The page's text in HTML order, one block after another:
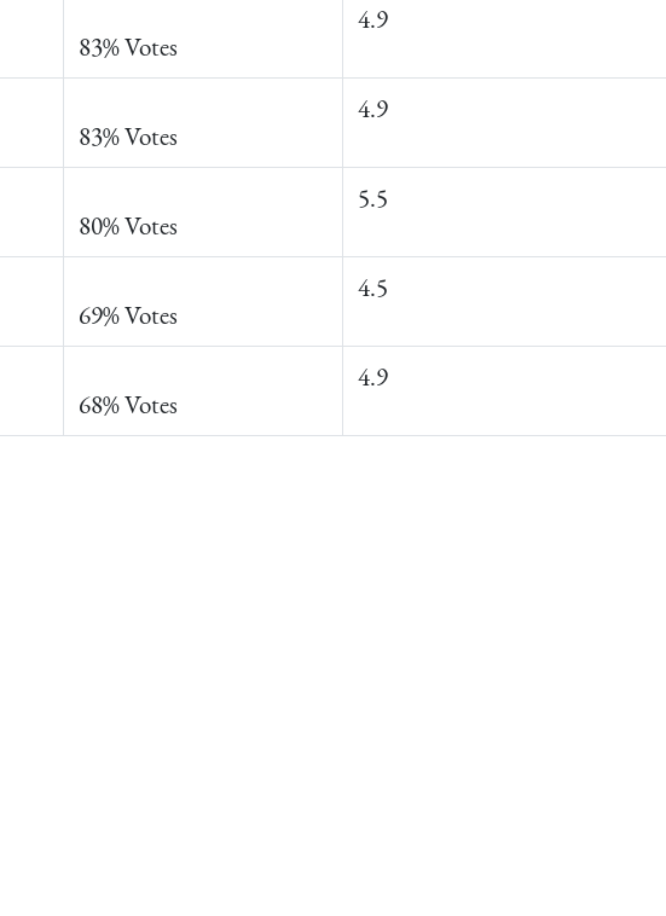
83% Votes
4.9
83% Votes
4.9
80% Votes
5.5
69% Votes
4.5
68% Votes
4.9